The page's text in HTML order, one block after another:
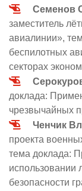
Семенов
заместитель
авиалинии»,
беспилотных
секторах
доклада:
чрезвычайных
Ченчик
проекта
тема доклада:
использовании
безопасности